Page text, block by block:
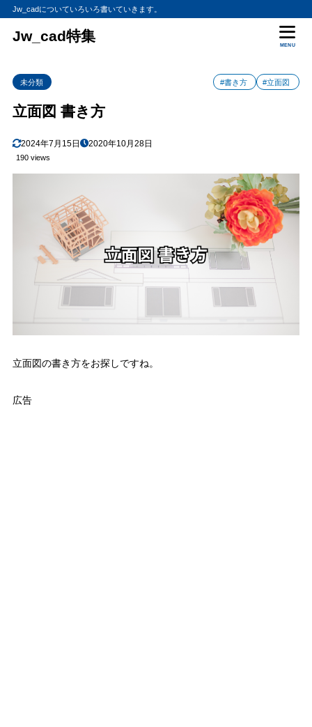
Jw_cadについていろいろ書いていきます。
Jw_cad特集
MENU
未分類 #書き方 #立面図
立面図 書き方
2024年7月15日 2020年10月28日
190 views
立面図の書き方をお探しですね。
広告